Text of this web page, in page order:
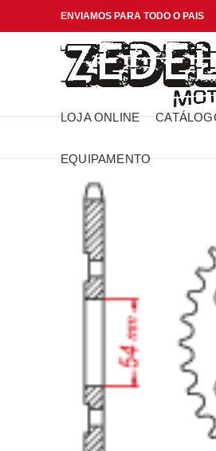
ENVIAMOS PARA TODO O PAIS
LOJA ONLINE
EQUIPAMENTO